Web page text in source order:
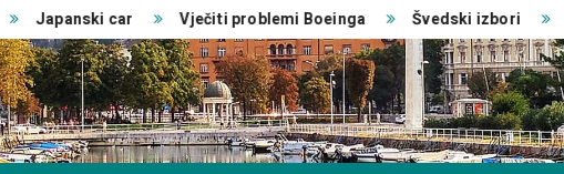
Japanski car Vječiti problemi Boeinga Švedski izbori